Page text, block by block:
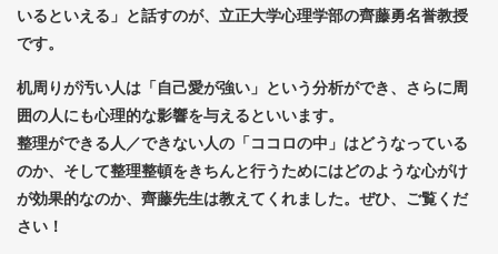
いるといえる」と話すのが、立正大学心理学部の齊藤勇名誉教授
です。
机周りが汚い人は「自己愛が強い」という分析ができ、さらに周
囲の人にも心理的な影響を与えるといいます。
整理ができる人／できない人の「ココロの中」はどうなっている
のか、そして整理整頓をきちんと行うためにはどのような心がけ
が効果的なのか、齊藤先生は教えてくれました。ぜひ、ご覧くだ
さい！